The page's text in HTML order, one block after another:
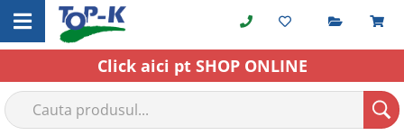
to
Content
Click aici pt SHOP ONLINE